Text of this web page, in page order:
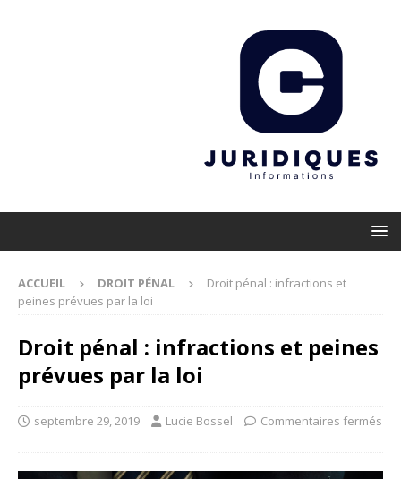
ACCUEIL DROIT PÉNAL
Droit pénal : infractions et
peines prévues par la loi
Droit pénal : infractions et peines
prévues par la loi
septembre 29, 2019 Lucie Bossel Commentaires fermés